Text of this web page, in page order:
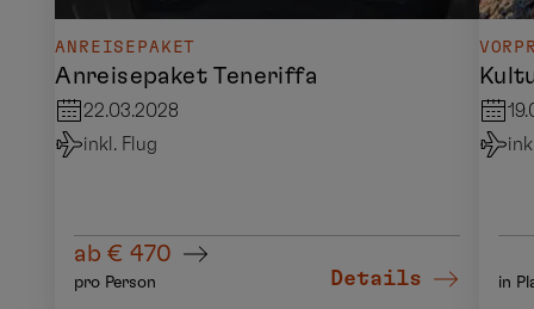
ANREISEPAKET
Anreisepaket Teneriffa
22.03.2028
inkl. Flug
ab € 470
pro Person Details in